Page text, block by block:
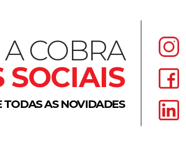
COBRA
SOCIAIS
AS NOVIDADES